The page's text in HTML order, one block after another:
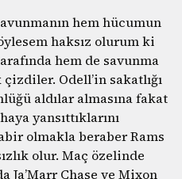
hem hücumun
haksız olurum ki
hem de savunma
Odell’in sakatlığı
aldılar almasına fakat
yansıttıklarını
olmakla beraber Rams
olur. Maç özelinde
Ja’Marr Chase ve Mixon